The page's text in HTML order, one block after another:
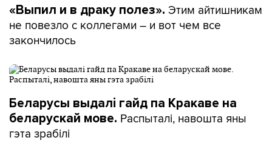
«Выпил и в драку полез». Этим айтишникам
не повезло с коллегами – и вот чем все
закончилось
Беларусы выдалі гайд па Кракаве на
беларускай мове. Распыталі, навошта яны
гэта зрабілі